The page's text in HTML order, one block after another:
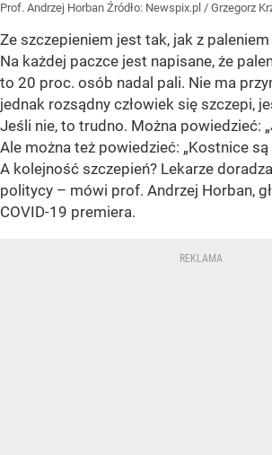
Prof. Andrzej Horban Źródło: Newspix.pl / Grzegorz
Ze szczepieniem jest tak, jak z
Na każdej paczce jest napisane, że
to 20 proc. osób nadal pali. Nie ma
jednak rozsądny człowiek się szczepi,
Jeśli nie, to trudno. Można powiedzieć:
Ale można też powiedzieć: „Kostnice
A kolejność szczepień? Lekarze
politycy – mówi prof. Andrzej Horban,
COVID-19 premiera.